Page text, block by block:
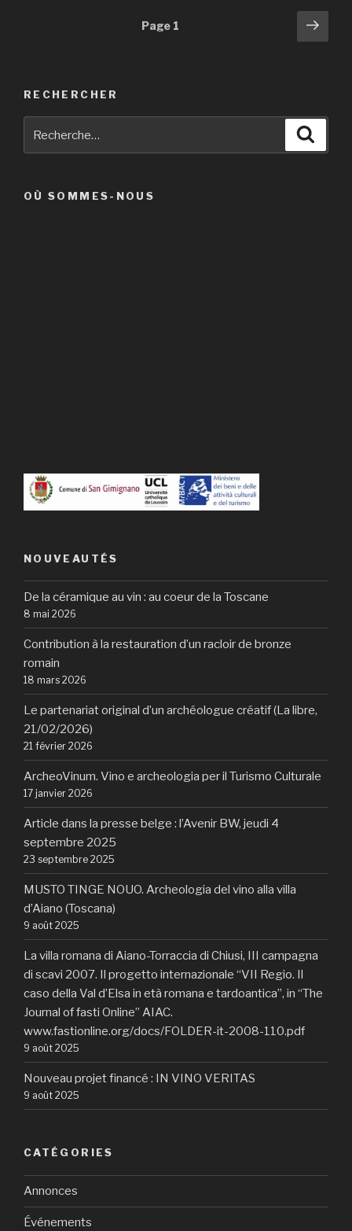
Page 1
RECHERCHER
OÙ SOMMES-NOUS
NOUVEAUTÉS
De la céramique au vin : au coeur de la Toscane
8 mai 2026
Contribution à la restauration d’un racloir de bronze
romain
18 mars 2026
Le partenariat original d’un archéologue créatif (La libre,
21/02/2026)
21 février 2026
ArcheoVinum. Vino e archeologia per il Turismo Culturale
17 janvier 2026
Article dans la presse belge : l’Avenir BW, jeudi 4
septembre 2025
23 septembre 2025
MUSTO TINGE NOUO. Archeologia del vino alla villa
d’Aiano (Toscana)
9 août 2025
La villa romana di Aiano-Torraccia di Chiusi, III campagna
di scavi 2007. Il progetto internazionale “VII Regio. Il
caso della Val d’Elsa in età romana e tardoantica”, in “The
Journal of fasti Online” AIAC.
www.fastionline.org/docs/FOLDER-it-2008-110.pdf
9 août 2025
Nouveau projet financé : IN VINO VERITAS
9 août 2025
CATÉGORIES
Annonces
Événements